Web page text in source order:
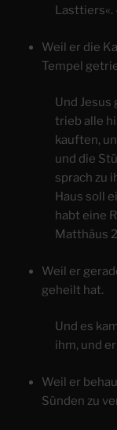
Lasttiers«.
Weil er die
Tempel
Und Jesus
trieb alle
kauften,
und die
sprach zu
Haus soll
habt eine
Matthäus
Weil er
geheilt hat.
Und es
ihm, und
Weil er
Sünden zu